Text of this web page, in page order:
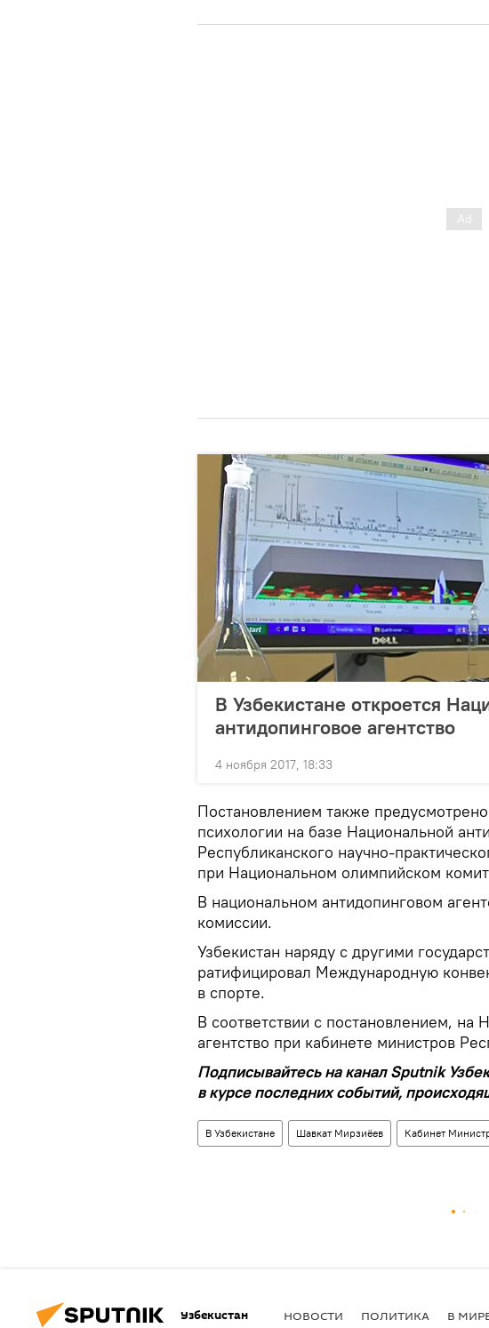
В Узбекистане откроется
антидопинговое агентство
4 ноября 2017, 18:33
Постановлением также
психологии на базе Национальной
Республиканского научно-
при Национальном олимпийском
В национальном антидопинговом
комиссии.
Узбекистан наряду с другими
ратифицировал Международную
в спорте.
В соответствии с постановлением, на
агентство при кабинете министров
Подписывайтесь на канал Sputnik
в курсе последних событий,
В Узбекистане Шавкат Мирзиёев Кабинет
Узбекистан НОВОСТИ ПОЛИТИКА В